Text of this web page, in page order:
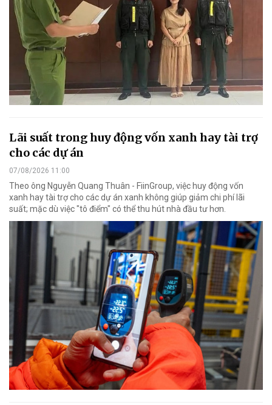
Lãi suất trong huy động vốn xanh hay tài trợ
cho các dự án
07/08/2026 11:00
Theo ông Nguyễn Quang Thuân - FiinGroup, việc huy động vốn
xanh hay tài trợ cho các dự án xanh không giúp giảm chi phí lãi
suất; mặc dù việc "tô điểm" có thể thu hút nhà đầu tư hơn.